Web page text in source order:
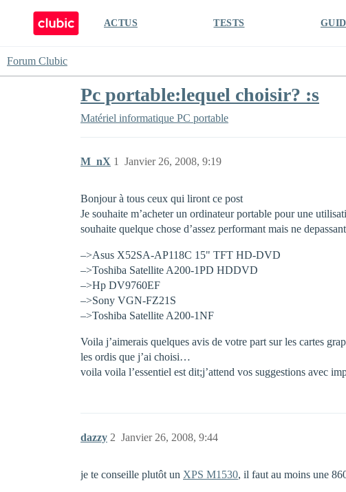
ACTUS TESTS
Forum Clubic
Pc portable:lequel choisir? :s
Matériel informatique PC portable
M_nX Janvier 26, 2008, 9:19
1
Bonjour à tous ceux qui liront ce post
Je souhaite m’acheter un ordinateur portable pour une
souhaite quelque chose d’assez performant mais ne
–>Asus X52SA-AP118C 15" TFT HD-DVD
–>Toshiba Satellite A200-1PD HDDVD
–>Hp DV9760EF
–>Sony VGN-FZ21S
–>Toshiba Satellite A200-1NF
Voila j’aimerais quelques avis de votre part sur les cartes
les ordis que j’ai choisi…
voila voila l’essentiel est dit;j’attend vos suggestions avec
dazzy Janvier 26, 2008, 9:44
2
je te conseille plutôt un XPS M1530, il faut au moins une